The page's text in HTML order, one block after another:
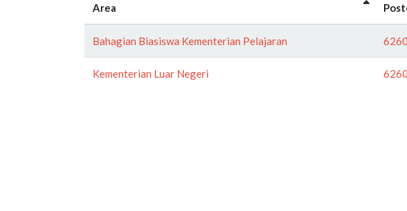
Area
Bahagian Biasiswa Kementerian Pelajaran
Kementerian Luar Negeri